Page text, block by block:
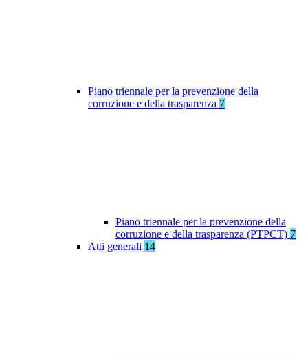
Piano triennale per la prevenzione della
corruzione e della trasparenza 7
Piano triennale per la prevenzione della
corruzione e della trasparenza (PTPCT) 7
Atti generali 14